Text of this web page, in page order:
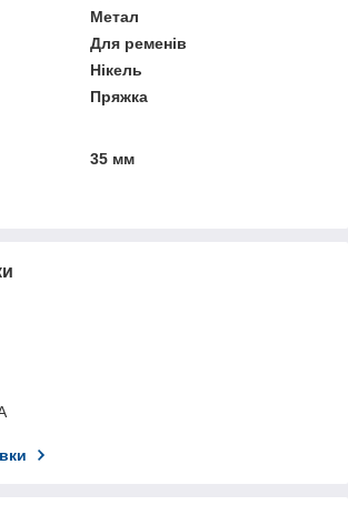
Метал
Для ременів
Нікель
Пряжка
35 мм